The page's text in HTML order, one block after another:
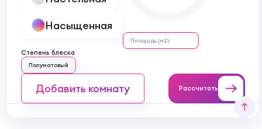
Насыщенная
Степень блеска
Полуматовый
Добавить комнату Рассчитать